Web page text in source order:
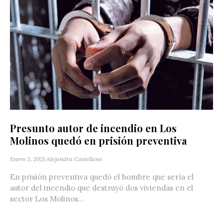
Presunto autor de incendio en Los
Molinos quedó en prisión preventiva
Enero 3, 2021 Alejandra Castellano
En prisión preventiva quedó el hombre que sería el
autor del incendio que destruyó dos viviendas en el
sector Los Molinos...